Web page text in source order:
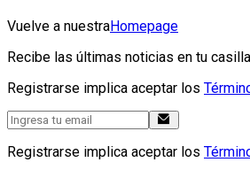
Vuelve a nuestraHomepage
Recibe las últimas noticias en tu
Registrarse implica aceptar los
Registrarse implica aceptar los